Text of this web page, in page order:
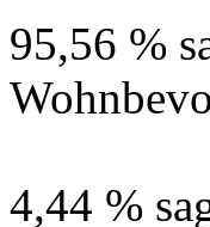
95,56 %
4,44 %